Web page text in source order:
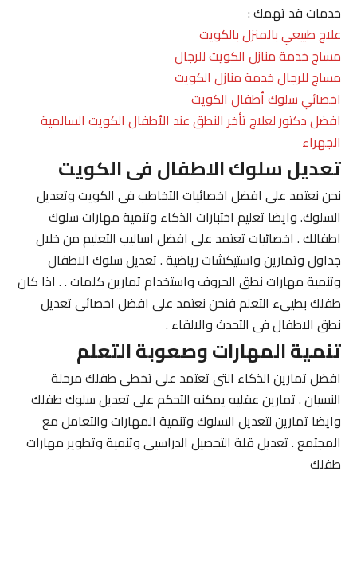
خدمات قد تهمك :
علاج طبيعي بالمنزل بالكويت
مساج خدمة منازل الكويت للرجال
مساج للرجال خدمة منازل الكويت
اخصائي سلوك أطفال الكويت
افضل دكتور لعلاج تأخر النطق عند الأطفال الكويت السالمية
الجهراء
تعديل سلوك الاطفال فى الكويت
نحن نعتمد على افضل اخصائيات التخاطب فى الكويت وتعديل
السلوك. وايضا تعليم اختبارات الذكاء وتنمية مهارات سلوك
اطفالك . اخصائيات تعتمد على افضل اساليب التعليم من خلال
جداول وتمارين واستيكشات رياضية . تعديل سلوك الاطفال
وتنمية مهارات نطق الحروف واستخدام تمارين كلمات . . اذا كان
طفلك بطيىء التعلم فنحن نعتمد على افضل اخصائى تعديل
نطق الاطفال فى التحدث والالقاء .
تنمية المهارات وصعوبة التعلم
افضل تمارين الذكاء التى تعتمد على تخطى طفلك مرحلة
النسيان . تمارين عقليه يمكنه التحكم على تعديل سلوك طفلك
وايضا تمارين لتعديل السلوك وتنمية المهارات والتعامل مع
المجتمع . تعديل قلة التحصيل الدراسيى وتنمية وتطوير مهارات
طفلك